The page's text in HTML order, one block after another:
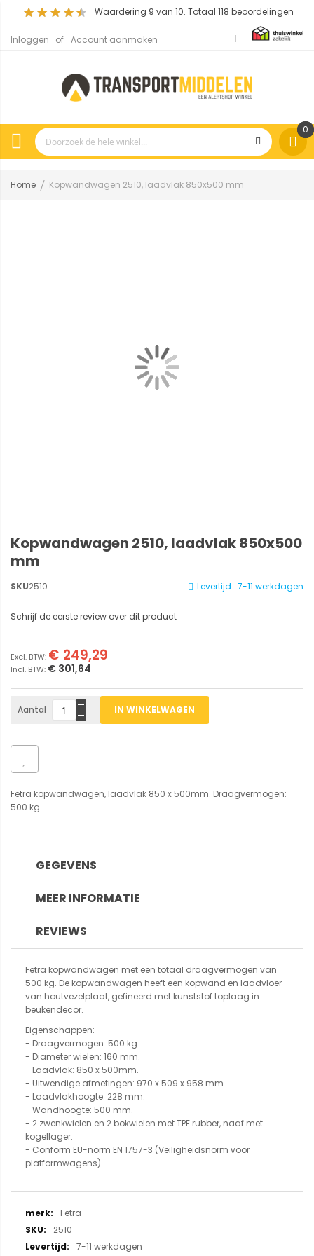
Waardering 9 van 10. Totaal 118 beoordelingen
Inloggen Account aanmaken
0
Home Kopwandwagen 2510, laadvlak 850x500 mm
Kopwandwagen 2510, laadvlak 850x500
mm
Levertijd : 7-11 werkdagen
SKU2510
Schrijf de eerste review over dit product
€ 301,64
€ 249,29
Aantal IN WINKELWAGEN
Fetra kopwandwagen, laadvlak 850 x 500mm. Draagvermogen:
500 kg
GEGEVENS
MEER INFORMATIE
REVIEWS
Fetra kopwandwagen met een totaal draagvermogen van
500 kg. De kopwandwagen heeft een kopwand en laadvloer
van houtvezelplaat, gefineerd met kunststof toplaag in
beukendecor.
Eigenschappen:
- Draagvermogen: 500 kg.
- Diameter wielen: 160 mm.
- Laadvlak: 850 x 500mm.
- Uitwendige afmetingen: 970 x 509 x 958 mm.
- Laadvlakhoogte: 228 mm.
- Wandhoogte: 500 mm.
- 2 zwenkwielen en 2 bokwielen met TPE rubber, naaf met
kogellager.
- Conform EU-norm EN 1757-3 (Veiligheidsnorm voor
platformwagens).
Meer
informatie
Fetra
2510
7-11 werkdagen